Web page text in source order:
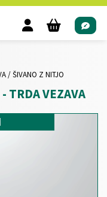
/ ŠIVANO Z NITJO
TRDA VEZAVA